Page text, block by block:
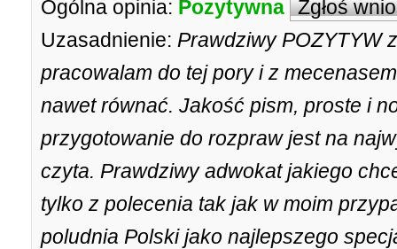
Ogólna opinia: Pozytywna Zgłoś
Uzasadnienie: Prawdziwy POZYTYW
pracowalam do tej pory i z
nawet równać. Jakość pism, proste i
przygotowanie do rozpraw jest na
czyta. Prawdziwy adwokat jakiego
tylko z polecenia tak jak w moim
poludnia Polski jako najlepszego